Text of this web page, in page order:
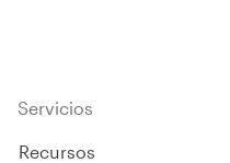
Servicios
Recursos